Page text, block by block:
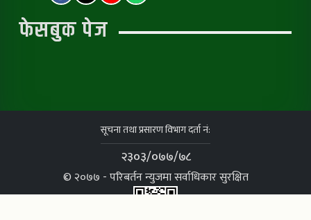
फेसबुक पेज
सूचना तथा प्रसारण विभाग दर्ता नं:
२३०३/०७७/७८
© २०७७ - परिबर्तन न्युजमा सर्वाधिकार सुरक्षित